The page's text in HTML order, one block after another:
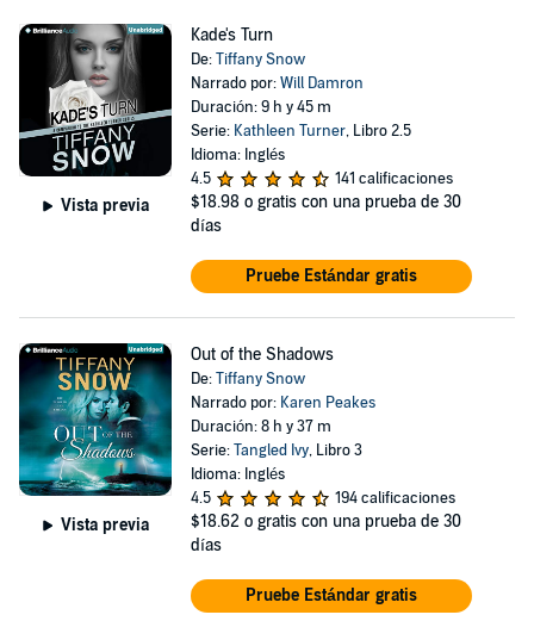
Vista previa
Kade's Turn
De:Tiffany Snow
Narrado por:Will Damron
Duración: 9 h y 45 m
Serie: Kathleen Turner, Libro 2.5
Idioma: Inglés
4.5
141 calificaciones
$18.98 o gratis con una prueba de 30
días
Pruebe Estándar gratis
Vista previa
Out of the Shadows
De:Tiffany Snow
Narrado por: Karen Peakes
Duración: 8 h y 37 m
Serie:Tangled Ivy, Libro 3
Idioma: Inglés
4.5
194 calificaciones
$18.62 o gratis con una prueba de 30
días
Pruebe Estándar gratis